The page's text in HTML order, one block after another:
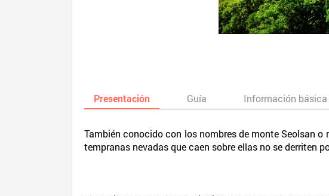
Presentación Guía Información básica
También conocido con los nombres de monte Seolsan
tempranas nevadas que caen sobre ellas no se derriten